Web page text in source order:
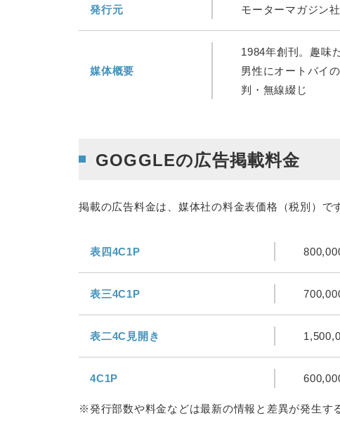
発行元 モーターマガジン社
媒体概要
1984年創刊。趣味
男性にオートバイ
判・無線綴じ
GOGGLEの広告掲載料金
掲載の広告料金は、媒体社の料金表価格（税別）で
表四4C1P
表三4C1P
表二4C見開き
4C1P
※発行部数や料金などは最新の情報と差異が発生す